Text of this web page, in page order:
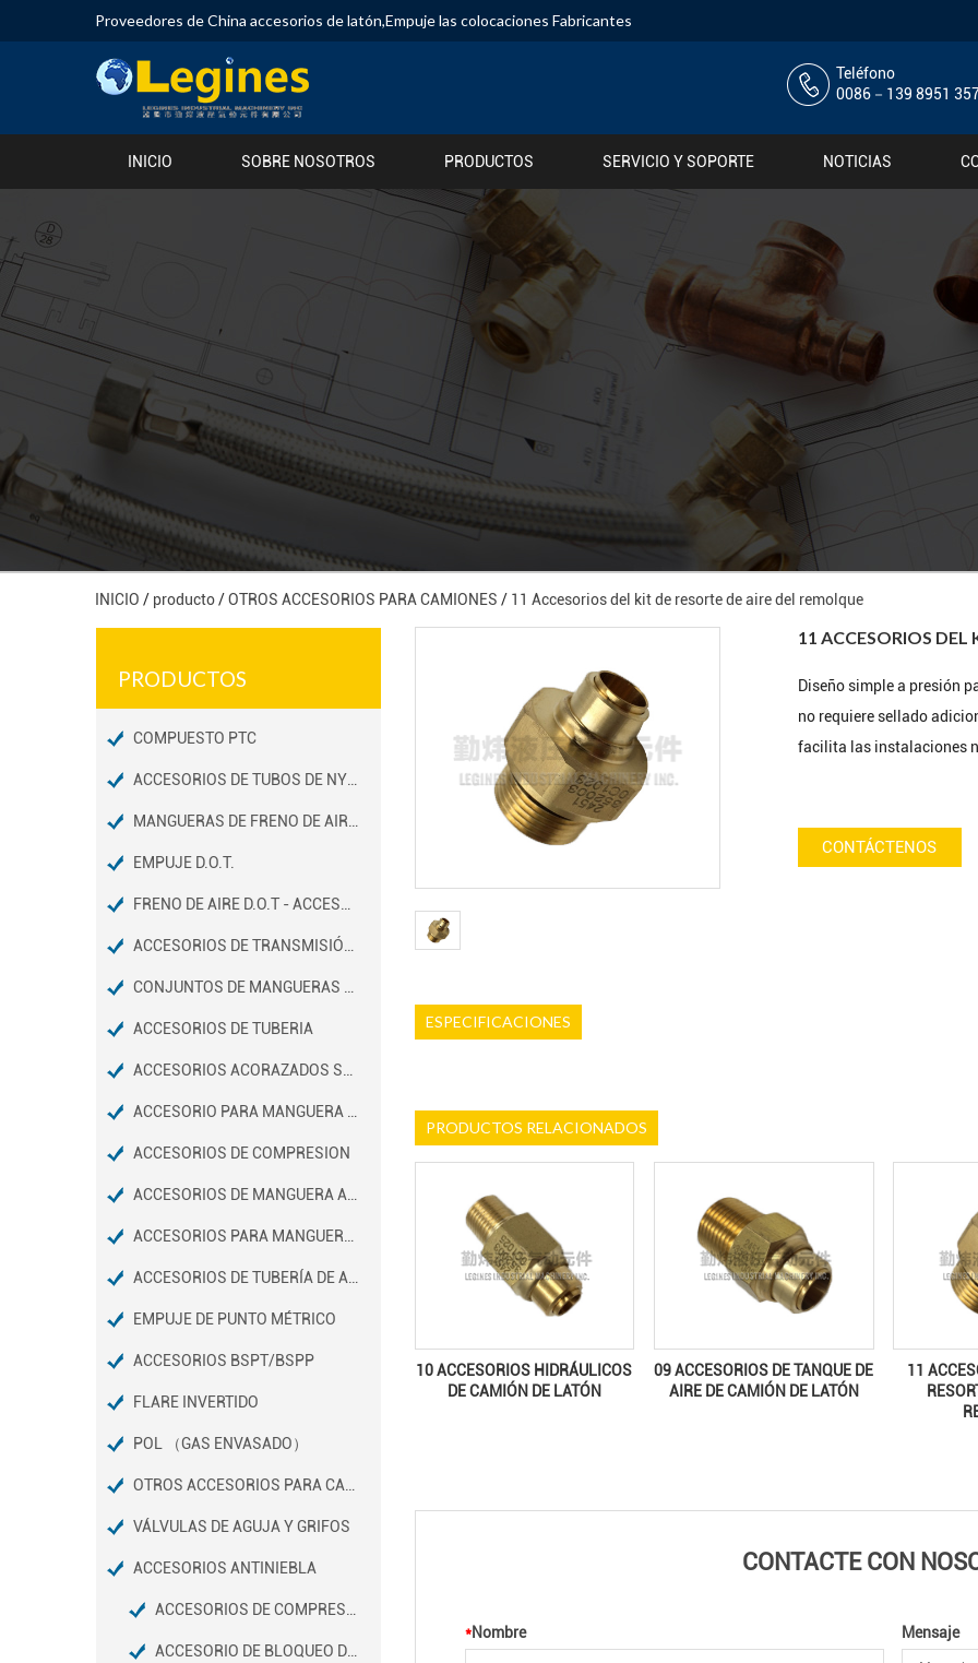
Proveedores de China accesorios de latón,Empuje las colocaciones Fabricantes
Teléfono
0086－139 8951
INICIO SOBRE NOSOTROS PRODUCTOS SERVICIO Y SOPORTE NOTICIAS
INICIO / producto/OTROS ACCESORIOS PARA CAMIONES / 11 Accesorios del kit de resorte de aire del remolque
PRODUCTOS
COMPUESTO PTC
EMPUJE D.O.T.
ACCESORIOS DE TUBERIA
ACCESORIOS DE COMPRESION
EMPUJE DE PUNTO MÉTRICO
ACCESORIOS BSPT/BSPP
FLARE INVERTIDO
POL （GAS ENVASADO）
VÁLVULAS DE AGUJA Y GRIFOS
ACCESORIOS ANTINIEBLA
11 ACCESORIOS DEL
Diseño simple a presión
no requiere sellado
facilita las instalaciones
CONTÁCTENOS
ESPECIFICACIONES
PRODUCTOS RELACIONADOS
10 ACCESORIOS HIDRÁULICOS
DE CAMIÓN DE LATÓN
09 ACCESORIOS DE TANQUE DE
AIRE DE CAMIÓN DE LATÓN
11
CONTACTE CON
*Nombre Mensaje